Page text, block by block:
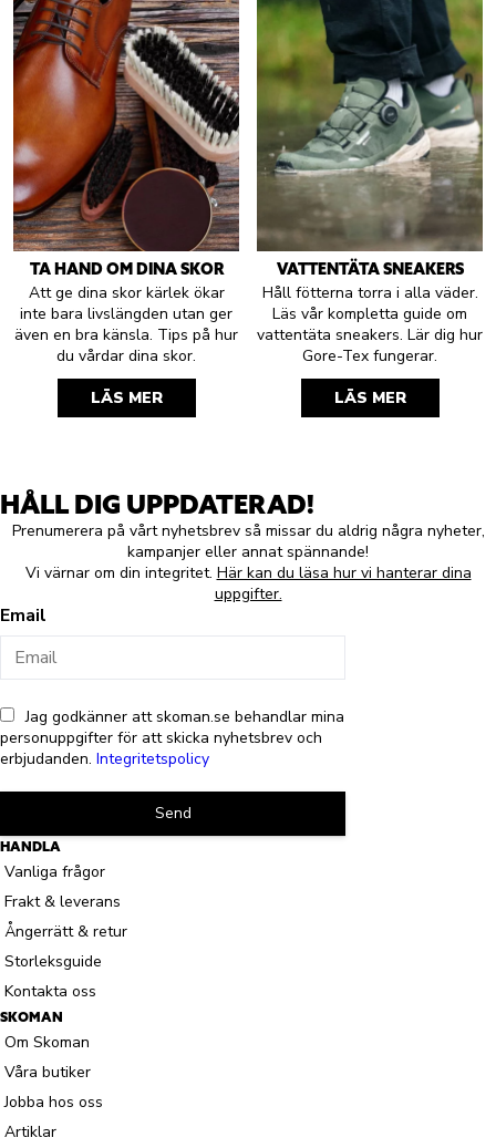
TA HAND OM DINA SKOR
Att ge dina skor kärlek ökar
inte bara livslängden utan ger
även en bra känsla. Tips på hur
du vårdar dina skor.
LÄS MER
VATTENTÄTA SNEAKERS
Håll fötterna torra i alla väder.
Läs vår kompletta guide om
vattentäta sneakers. Lär dig hur
Gore-Tex fungerar.
LÄS MER
HÅLL DIG UPPDATERAD!
Prenumerera på vårt nyhetsbrev så missar du aldrig några nyheter,
kampanjer eller annat spännande!
Vi värnar om din integritet. Här kan du läsa hur vi hanterar dina
uppgifter.
Email
Jag godkänner att skoman.se behandlar mina
personuppgifter för att skicka nyhetsbrev och
erbjudanden. Integritetspolicy
Send
HANDLA
Vanliga frågor
Frakt & leverans
Ångerrätt & retur
Storleksguide
Kontakta oss
SKOMAN
Om Skoman
Våra butiker
Jobba hos oss
Artiklar